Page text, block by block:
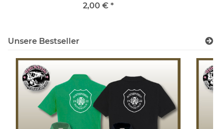
2,00 € *
Unsere Bestseller